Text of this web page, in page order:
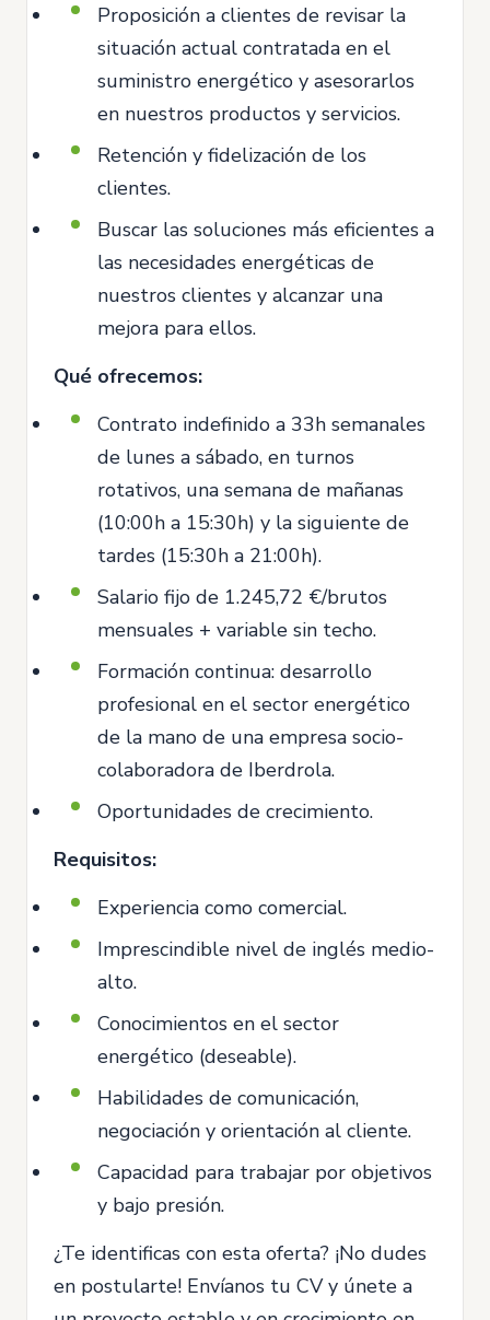
Proposición a clientes de revisar la
situación actual contratada en el
suministro energético y asesorarlos
en nuestros productos y servicios.
Retención y fidelización de los
clientes.
Buscar las soluciones más eficientes a
las necesidades energéticas de
nuestros clientes y alcanzar una
mejora para ellos.
Qué ofrecemos:
Contrato indefinido a 33h semanales
de lunes a sábado, en turnos
rotativos, una semana de mañanas
(10:00h a 15:30h) y la siguiente de
tardes (15:30h a 21:00h).
Salario fijo de 1.245,72 €/brutos
mensuales + variable sin techo.
Formación continua: desarrollo
profesional en el sector energético
de la mano de una empresa socio-
colaboradora de Iberdrola.
Oportunidades de crecimiento.
Requisitos:
Experiencia como comercial.
Imprescindible nivel de inglés medio-
alto.
Conocimientos en el sector
energético (deseable).
Habilidades de comunicación,
negociación y orientación al cliente.
Capacidad para trabajar por objetivos
y bajo presión.
¿Te identificas con esta oferta? ¡No dudes
en postularte! Envíanos tu CV y únete a